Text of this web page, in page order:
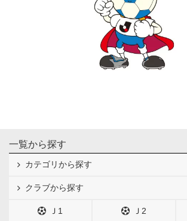
一覧から探す
カテゴリから探す
クラブから探す
Ｊ1 Ｊ2